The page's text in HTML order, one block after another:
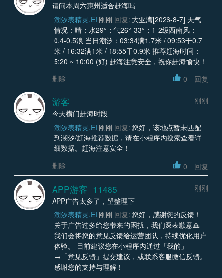
请问本周六惠州适合赶海吗
潮汐表精灵.EI 刚刚 回复: 大亚湾[2026-8-7] 天气
情况：晴；水29°；气26°-33°；1-2级西南风；
0.4-0.5浪 当日潮汐：03:34满1.7米 / 09:53干0.7
米 / 16:32满1米 / 18:55干0.9米 推荐赶海时间： -
5:20 ~ 10:00 (好) 赶海注意安全，祝你赶海愉快！
删除
0 回复
游客
刚刚
今天横门赶海时段
潮汐表精灵.EI 刚刚 回复: 您好，该地点暂未匹配
到潮汐/赶海推荐数据，请在小程序内搜索查看详
细数据。赶海注意安全！
删除
0 回复
APP游客_11485
刚刚
APP广告太多了，望整理下
潮汐表精灵.EI 刚刚 回复: 您好，感谢您的反馈！
关于广告过多给您带来的困扰，我们深表歉意🙏
我们会将您的意见反馈给运营团队，持续优化用户
体验。 目前建议您在小程序内通过「我的」
→「意见反馈」提交建议，或联系客服微信反馈。
感谢您的支持与理解！